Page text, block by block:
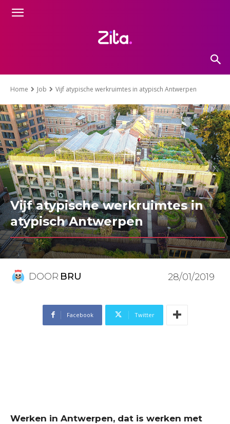
Home Job Vijf atypische werkruimtes in atypisch Antwerpen
Vijf atypische werkruimtes in
atypisch Antwerpen
DOOR BRU 28/01/2019
Facebook Twitter
Werken in Antwerpen, dat is werken met